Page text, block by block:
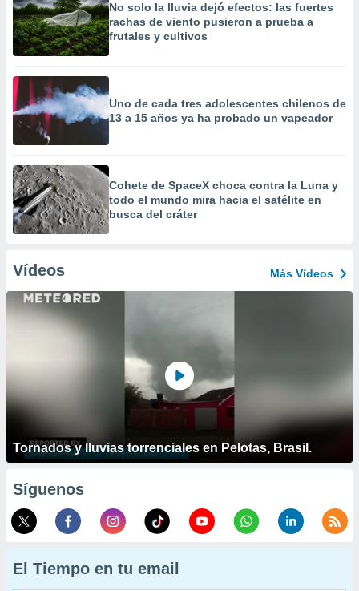
No solo la lluvia dejó efectos: las fuertes
rachas de viento pusieron a prueba a
frutales y cultivos
Uno de cada tres adolescentes chilenos de
13 a 15 años ya ha probado un vapeador
Cohete de SpaceX choca contra la Luna y
todo el mundo mira hacia el satélite en
busca del cráter
Vídeos Más Vídeos
Tornados y lluvias torrenciales en Pelotas, Brasil.
Síguenos
El Tiempo en tu email